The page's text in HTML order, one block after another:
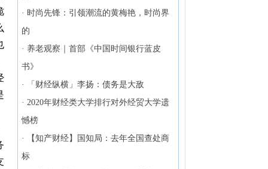
· 时尚先锋：引领潮流的黄梅艳，时尚界
的
· 养老观察｜首部《中国时间银行蓝皮
书》
·
「财经纵横」李扬：债务是大敌
· 2020年财经类大学排行对外经贸大学遗
憾榜
·
【知产财经】国知局：去年全国查处商
标